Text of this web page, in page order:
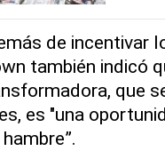
de incentivar
también indicó
que
es "una